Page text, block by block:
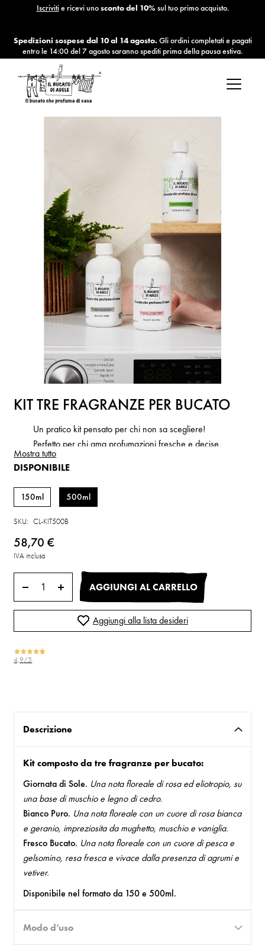
Iscrivitie ricevi unosconto del 10% sul tuo primo acquisto.
Spedizioni sospese dal 10 al 14 agosto.Gli ordini completati e pagati
entro le 14:00 del 7 agosto saranno spediti prima della pausa estiva.
Salta
contenuto
KIT TRE FRAGRANZE PER BUCATO
Un pratico kit pensato per chi non sa scegliere!
Perfetto per chi ama profumazioni fresche e decise.
100% Vegano
Cruelty free, non testato sugli animali
Mostra tutto
DISPONIBILE
150ml 500ml
SKU CL-KIT500B
58,70 €
IVA inclusa
AGGIUNGI AL CARRELLO
Aggiungi alla lista desideri
4,9/5
Descrizione
Kit composto da tre fragranze per bucato:
Giornata di Sole. Una nota floreale di rosa ed eliotropio, su
una base di muschio e legno di cedro.
Bianco Puro. Una nota floreale con un cuore di rosa bianca
e geranio, impreziosita da mughetto, muschio e vaniglia.
Fresco Bucato. Una nota floreale con un cuore di pesca e
gelsomino, resa fresca e vivace dalla presenza di agrumi e
vetiver.
Disponibile nel formato da 150 e 500ml.
Modo d’uso